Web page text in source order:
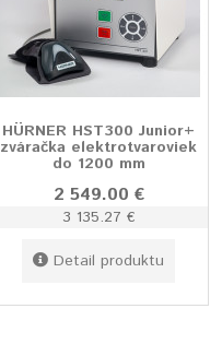
HÜRNER HST300 Junior+
zváračka elektrotvaroviek
do 1200 mm
2 549.00 €
3 135.27 €
Detail produktu